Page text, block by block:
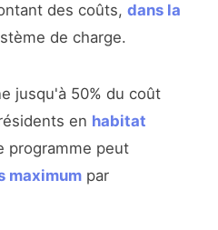
des coûts, dans la
de charge.
jusqu'à 50% du coût
en habitat
programme peut
maximum par